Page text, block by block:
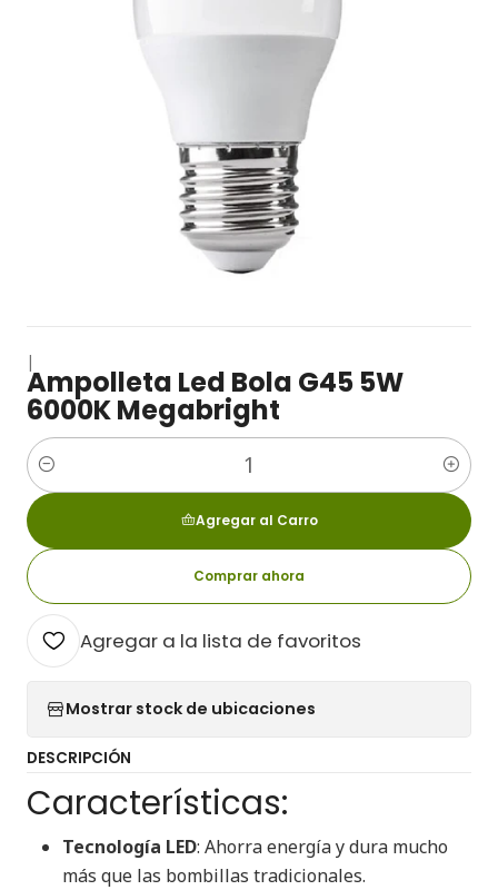
|
Ampolleta Led Bola G45 5W
6000K Megabright
Cantidad
Agregar al Carro
Comprar ahora
Agregar a la lista de favoritos
Mostrar stock de ubicaciones
DESCRIPCIÓN
Características:
Tecnología LED: Ahorra energía y dura mucho
más que las bombillas tradicionales.